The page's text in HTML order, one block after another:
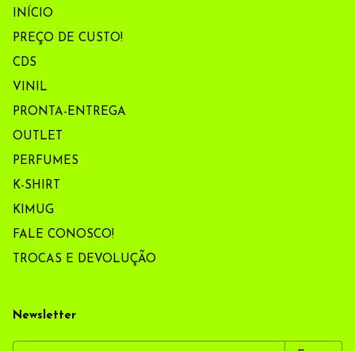
INÍCIO
PREÇO DE CUSTO!
CDS
VINIL
PRONTA-ENTREGA
OUTLET
PERFUMES
K-SHIRT
KIMUG
FALE CONOSCO!
TROCAS E DEVOLUÇÃO
Newsletter